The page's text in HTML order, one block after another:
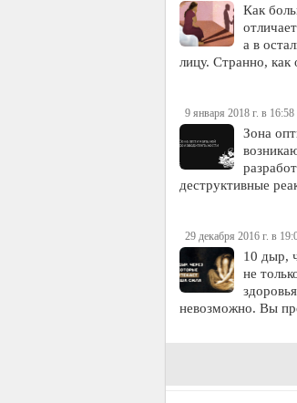
Как
а в
лицу. Странно,
9 января 2018 г. в 16:58
Зона
деструктивные
29 декабря 2016 г. в
10 дыр,
не
невозможно. Вы